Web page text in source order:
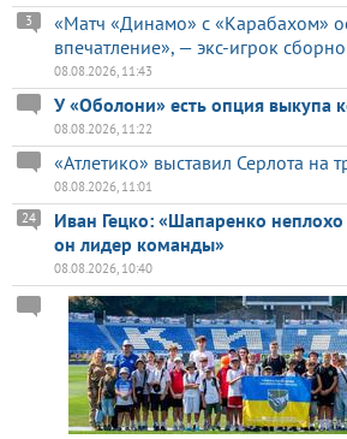
«Матч «Динамо» с «Карабахом»
впечатление», — экс-игрок
3
08.08.2026, 11:43
У «Оболони» есть опция выкупа
08.08.2026, 11:22
«Атлетико» выставил Серлота на
08.08.2026, 11:01
Иван Гецко: «Шапаренко неплохо
он лидер команды»
24
08.08.2026, 10:40